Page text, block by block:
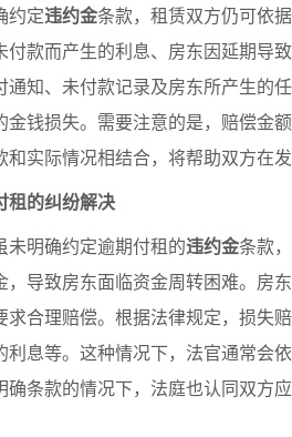
约定违约金条款，租赁双方仍可依
付款而产生的利息、房东因延期导
通知、未付款记录及房东所产生的
钱损失。需要注意的是，赔偿金
和实际情况相结合，将帮助双方在
租的纠纷解决
未明确约定逾期付租的违约金条款
导致房东面临资金周转困难。房
合理赔偿。根据法律规定，损失
息等。这种情况下，法官通常会
条款的情况下，法庭也认同双方